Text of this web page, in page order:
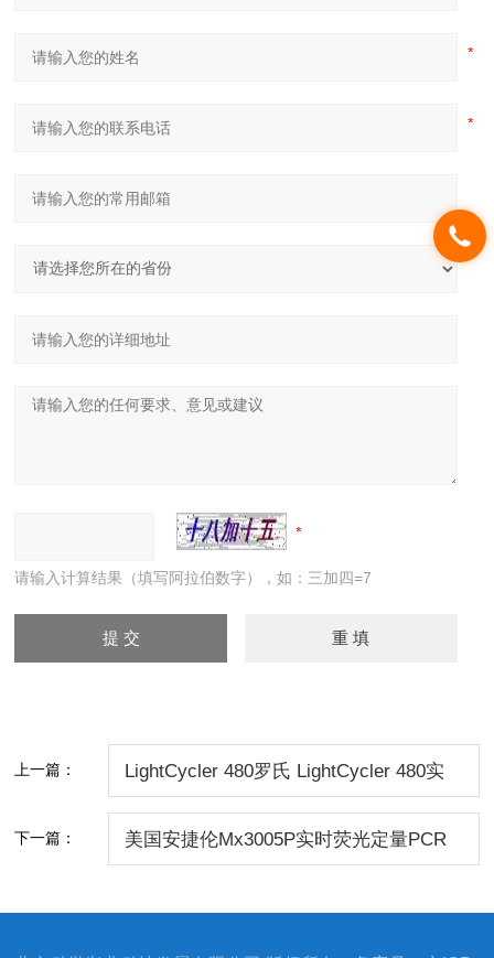
请输入计算结果（填写阿拉伯数字），如：三加四=7
上一篇： LightCycler 480罗氏 LightCycler 480实
下一篇： 美国安捷伦Mx3005P实时荧光定量PCR